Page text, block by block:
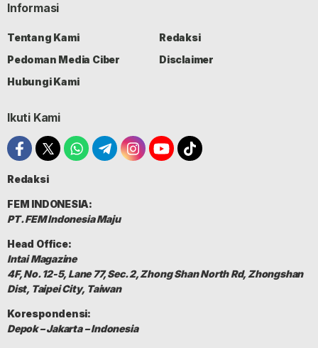
Informasi
Tentang Kami
Redaksi
Pedoman Media Ciber
Disclaimer
Hubungi Kami
Ikuti Kami
Redaksi
FEM INDONESIA:
PT. FEM Indonesia Maju
Head Office:
Intai Magazine
4F, No. 12-5, Lane 77, Sec. 2, Zhong Shan North Rd, Zhongshan
Dist, Taipei City, Taiwan
Korespondensi:
Depok – Jakarta – Indonesia